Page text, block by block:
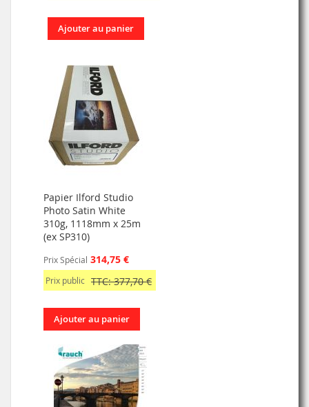
Ajouter au panier
Papier Ilford Studio
Photo Satin White
310g, 1118mm x 25m
(ex SP310)
Prix Spécial 314,75 €
Prix public TTC: 377,70 €
Ajouter au panier